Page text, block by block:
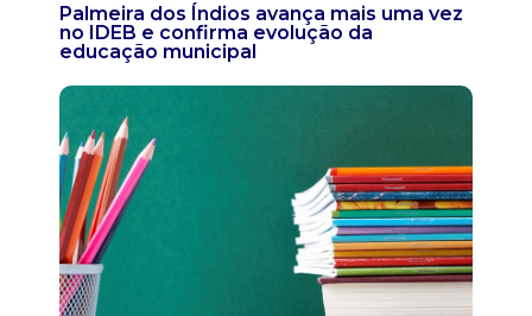
Palmeira dos Índios avança mais uma vez
no IDEB e confirma evolução da
educação municipal